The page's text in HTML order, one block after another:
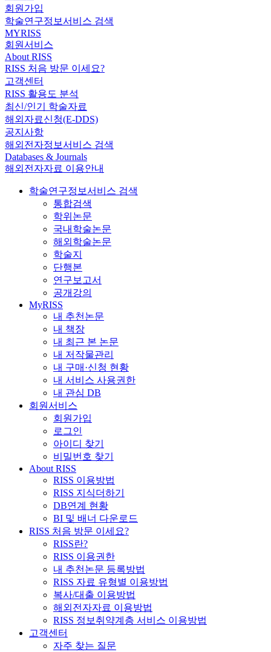
회원가입
학술연구정보서비스 검색
MYRISS
회원서비스
About RISS
RISS 처음 방문 이세요?
고객센터
RISS 활용도 분석
최신/인기 학술자료
해외자료신청(E-DDS)
공지사항
해외전자정보서비스 검색
Databases & Journals
해외전자자료 이용안내
학술연구정보서비스 검색
통합검색
학위논문
국내학술논문
해외학술논문
학술지
단행본
연구보고서
공개강의
MyRISS
내 추천논문
내 책장
내 최근 본 논문
내 저작물관리
내 구매·신청 현황
내 서비스 사용권한
내 관심 DB
회원서비스
회원가입
로그인
아이디 찾기
비밀번호 찾기
About RISS
RISS 이용방법
RISS 지식더하기
DB연계 현황
BI 및 배너 다운로드
RISS 처음 방문 이세요?
RISS란?
RISS 이용권한
내 추천논문 등록방법
RISS 자료 유형별 이용방법
복사/대출 이용방법
해외전자자료 이용방법
RISS 정보취약계층 서비스 이용방법
고객센터
자주 찾는 질문